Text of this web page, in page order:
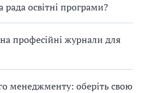
освітні програми?
професійні журнали для
менеджменту: оберіть свою